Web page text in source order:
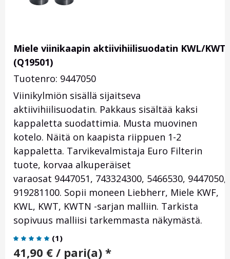
Miele viinikaapin aktiivihiilisuodatin KWL/KWT
(Q19501)
Tuotenro: 9447050
Viinikylmiön sisällä sijaitseva
aktiivihiilisuodatin. Pakkaus sisältää kaksi
kappaletta suodattimia. Musta muovinen
kotelo. Näitä on kaapista riippuen 1-2
kappaletta. Tarvikevalmistaja Euro Filterin
tuote, korvaa alkuperäiset
varaosat 9447051, 743324300, 5466530, 9447050,
919281100. Sopii moneen Liebherr, Miele KWF,
KWL, KWT, KWTN -sarjan malliin. Tarkista
sopivuus malliisi tarkemmasta näkymästä.
(1)
41,90 € / pari(a) *